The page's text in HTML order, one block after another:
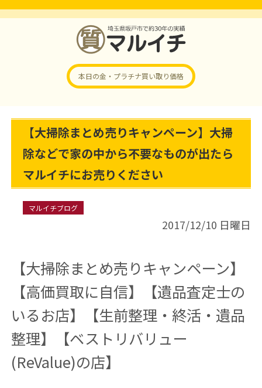
本日の金・プラチナ買い取り価格
【大掃除まとめ売りキャンペーン】大掃
除などで家の中から不要なものが出たら
マルイチにお売りください
マルイチブログ
2017/12/10 日曜日
【大掃除まとめ売りキャンペーン】
【高価買取に自信】【遺品査定士の
いるお店】【生前整理・終活・遺品
整理】【ベストリバリュー
(ReValue)の店】